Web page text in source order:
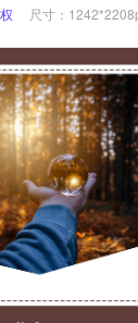
尺寸：